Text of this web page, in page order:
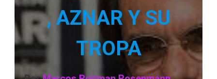
, AZNAR Y SU
TROPA